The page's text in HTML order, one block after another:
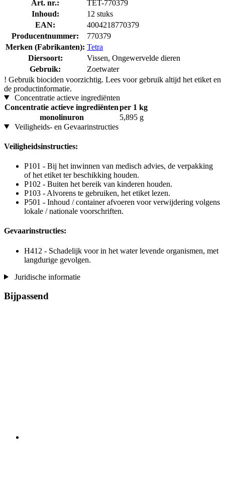
Art. nr.:
TET-770379
Inhoud:
12 stuks
EAN:
4004218770379
Producentnummer:
770379
Merken (Fabrikanten): Tetra
Diersoort:
Vissen, Ongewervelde dieren
Gebruik:
Zoetwater
! Gebruik biociden voorzichtig. Lees voor gebruik altijd het etiket en
de productinformatie.
Concentratie actieve ingrediënten
Concentratie actieve ingrediëntenper 1 kg
monolinuron
5,895 g
Veiligheids- en Gevaarinstructies
Veiligheidsinstructies:
P101 - Bij het inwinnen van medisch advies, de verpakking
of het etiket ter beschikking houden.
P102 - Buiten het bereik van kinderen houden.
P103 - Alvorens te gebruiken, het etiket lezen.
P501 - Inhoud / container afvoeren voor verwijdering volgens
lokale / nationale voorschriften.
Gevaarinstructies:
H412 - Schadelijk voor in het water levende organismen, met
langdurige gevolgen.
Juridische informatie
Bijpassend